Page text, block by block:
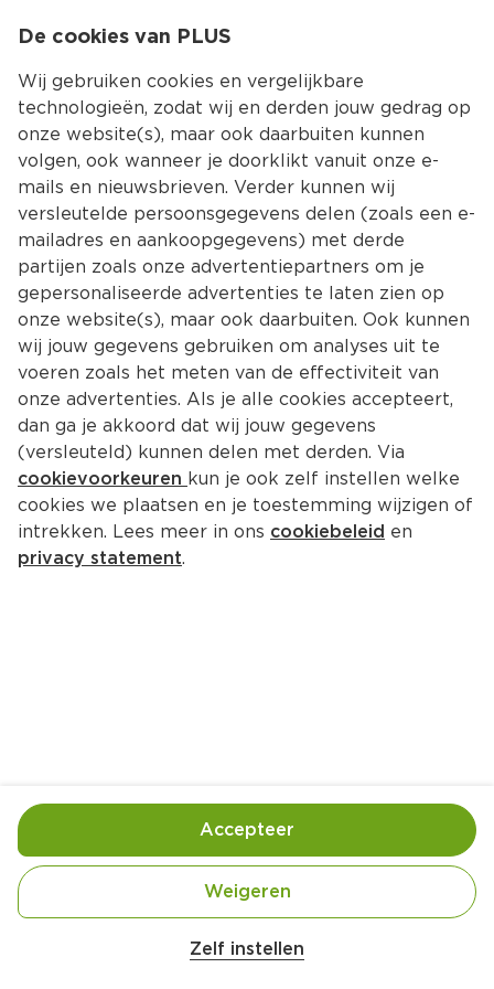
Kies jouw
Ingrediënten Bereiding
De cookies van PLUS
Wij gebruiken cookies en vergelijkbare
technologieën, zodat wij en derden jouw gedrag op
onze website(s), maar ook daarbuiten kunnen
volgen, ook wanneer je doorklikt vanuit onze e-
mails en nieuwsbrieven. Verder kunnen wij
versleutelde persoonsgegevens delen (zoals een e-
mailadres en aankoopgegevens) met derde
partijen zoals onze advertentiepartners om je
gepersonaliseerde advertenties te laten zien op
onze website(s), maar ook daarbuiten. Ook kunnen
wij jouw gegevens gebruiken om analyses uit te
voeren zoals het meten van de effectiviteit van
onze advertenties. Als je alle cookies accepteert,
dan ga je akkoord dat wij jouw gegevens
(versleuteld) kunnen delen met derden. Via
cookievoorkeuren kun je ook zelf instellen welke
cookies we plaatsen en je toestemming wijzigen of
intrekken. Lees meer in ons cookiebeleid en
privacy statement.
Zelf instellen
Weigeren
Accepteer